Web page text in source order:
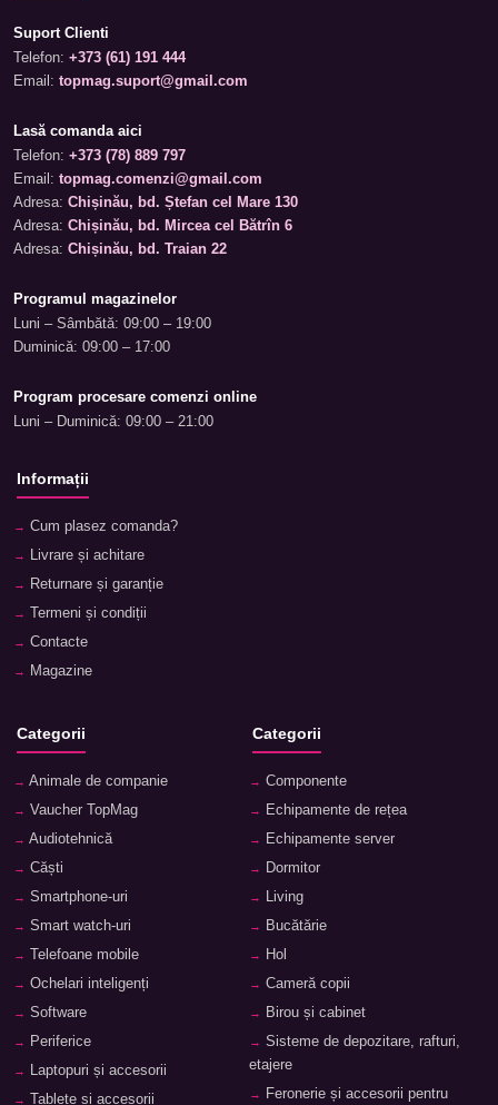
Suport Clienti
Telefon: +373 (61) 191 444
Email: topmag.suport@gmail.com
Lasă comanda aici
Telefon: +373 (78) 889 797
Email: topmag.comenzi@gmail.com
Adresa: Chișinău, bd. Ștefan cel Mare 130
Adresa: Chișinău, bd. Mircea cel Bătrîn 6
Adresa: Chișinău, bd. Traian 22
Programul magazinelor
Luni – Sâmbătă: 09:00 – 19:00
Duminică: 09:00 – 17:00
Program procesare comenzi online
Luni – Duminică: 09:00 – 21:00
Informații
Cum plasez comanda?
Livrare și achitare
Returnare și garanție
Termeni și condiții
Contacte
Magazine
Categorii
Animale de companie
Vaucher TopMag
Audiotehnică
Căști
Smartphone-uri
Smart watch-uri
Telefoane mobile
Ochelari inteligenți
Software
Periferice
Laptopuri și accesorii
Tablete și accesorii
Categorii
Componente
Echipamente de rețea
Echipamente server
Dormitor
Living
Bucătărie
Hol
Cameră copii
Birou și cabinet
Sisteme de depozitare, rafturi,
etajere
Feronerie și accesorii pentru